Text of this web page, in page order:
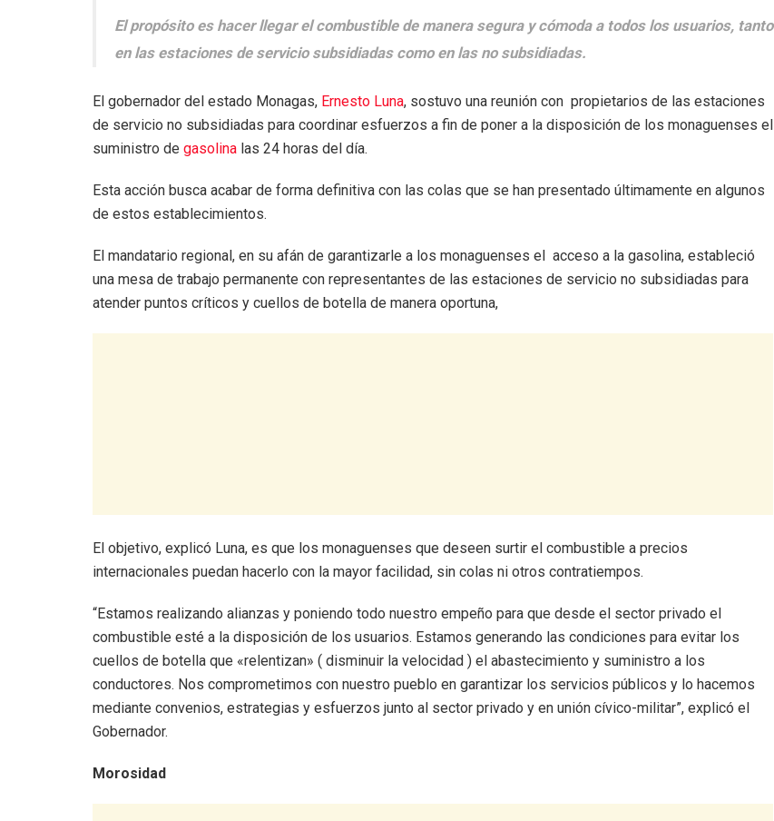
El propósito es hacer llegar el combustible de manera segura y cómoda a todos los usuarios, tanto
en las estaciones de servicio subsidiadas como en las no subsidiadas.
El gobernador del estado Monagas, Ernesto Luna, sostuvo una reunión con propietarios de las estaciones
de servicio no subsidiadas para coordinar esfuerzos a fin de poner a la disposición de los monaguenses el
suministro de gasolina las 24 horas del día.
Esta acción busca acabar de forma definitiva con las colas que se han presentado últimamente en algunos
de estos establecimientos.
El mandatario regional, en su afán de garantizarle a los monaguenses el acceso a la gasolina, estableció
una mesa de trabajo permanente con representantes de las estaciones de servicio no subsidiadas para
atender puntos críticos y cuellos de botella de manera oportuna,
El objetivo, explicó Luna, es que los monaguenses que deseen surtir el combustible a precios
internacionales puedan hacerlo con la mayor facilidad, sin colas ni otros contratiempos.
“Estamos realizando alianzas y poniendo todo nuestro empeño para que desde el sector privado el
combustible esté a la disposición de los usuarios. Estamos generando las condiciones para evitar los
cuellos de botella que «relentizan» ( disminuir la velocidad ) el abastecimiento y suministro a los
conductores. Nos comprometimos con nuestro pueblo en garantizar los servicios públicos y lo hacemos
mediante convenios, estrategias y esfuerzos junto al sector privado y en unión cívico-militar”, explicó el
Gobernador.
Morosidad